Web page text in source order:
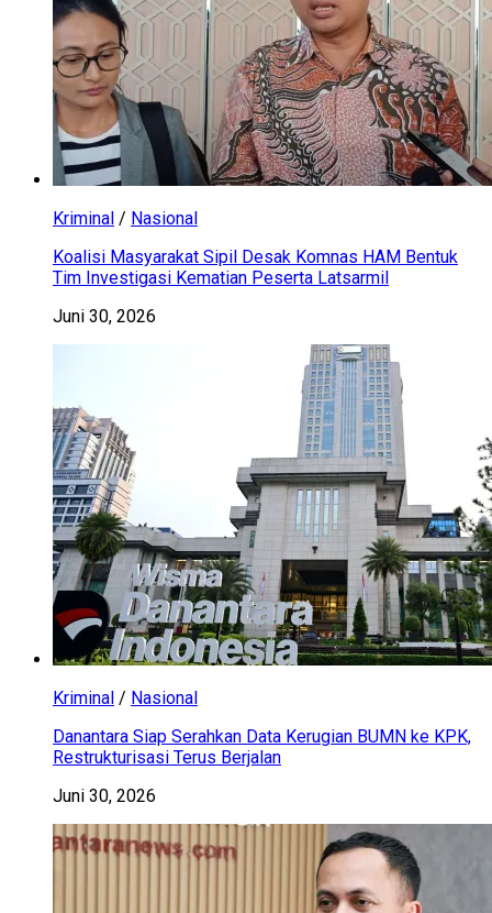
Kriminal / Nasional
Koalisi Masyarakat Sipil Desak Komnas HAM Bentuk
Tim Investigasi Kematian Peserta Latsarmil
Juni 30, 2026
Kriminal / Nasional
Danantara Siap Serahkan Data Kerugian BUMN ke KPK,
Restrukturisasi Terus Berjalan
Juni 30, 2026